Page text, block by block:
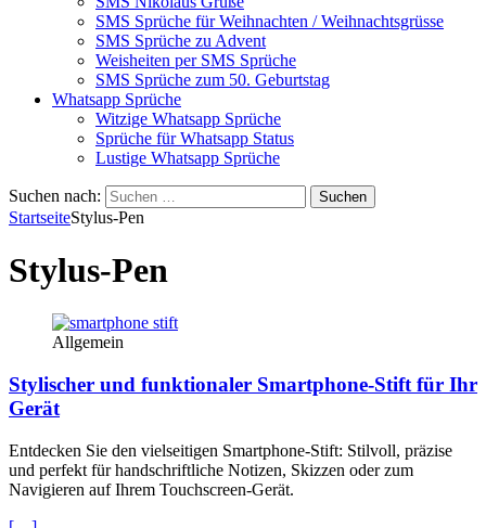
SMS Sprüche für Weihnachten / Weihnachtsgrüsse
SMS Sprüche zu Advent
Weisheiten per SMS Sprüche
SMS Sprüche zum 50. Geburtstag
Whatsapp Sprüche
Witzige Whatsapp Sprüche
Sprüche für Whatsapp Status
Lustige Whatsapp Sprüche
Suchen nach:
StartseiteStylus-Pen
Stylus-Pen
Allgemein
Stylischer und funktionaler Smartphone-Stift für Ihr
Gerät
Entdecken Sie den vielseitigen Smartphone-Stift: Stilvoll, präzise
und perfekt für handschriftliche Notizen, Skizzen oder zum
Navigieren auf Ihrem Touchscreen-Gerät.